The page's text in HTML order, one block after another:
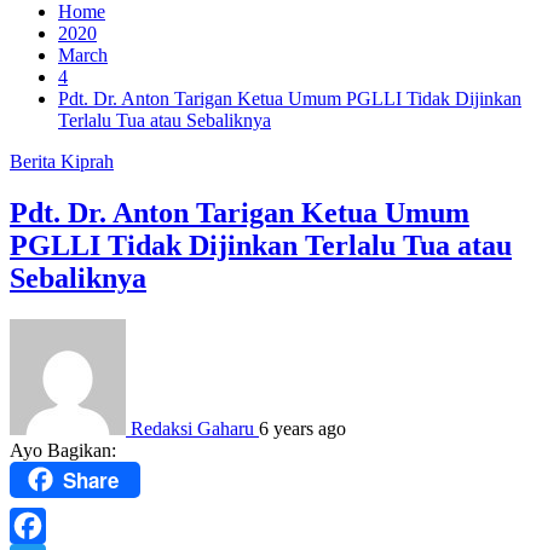
Home
2020
March
4
Pdt. Dr. Anton Tarigan Ketua Umum PGLLI Tidak Dijinkan
Terlalu Tua atau Sebaliknya
Berita Kiprah
Pdt. Dr. Anton Tarigan Ketua Umum
PGLLI Tidak Dijinkan Terlalu Tua atau
Sebaliknya
Redaksi Gaharu 6 years ago
Ayo Bagikan:
Share